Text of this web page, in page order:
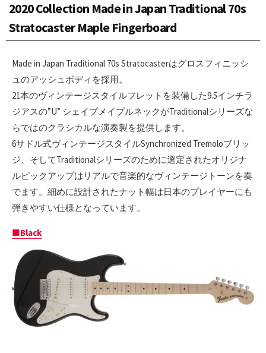
2020 Collection Made in Japan Traditional 70s
Stratocaster Maple Fingerboard
Made in Japan Traditional 70s Stratocasterはグロスフィニッシ
ュのアッシュボディを採用。
21本のヴィンテージスタイルフレットを装備した9.5インチラ
ジアスの”U” シェイプメイプルネックがTraditionalシリーズな
らではのクラシカルな演奏製を提供します。
6サドル式ヴィンテージスタイルSynchronized Tremoloブリッ
ジ、そしてTraditionalシリーズのために選定されたオリジナ
ルピックアップはリアルで音楽的なヴィンテージトーンを奏
でます。細めに設計されたナット幅は日本のプレイヤーにも
弾きやすい仕様となっています。
■Black